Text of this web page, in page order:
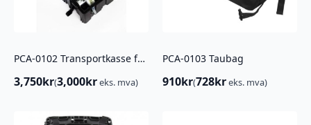
PCA-0102 Transportkasse for PCW-3000
3,750kr(3,000kreks. mva)
PCA-0103 Taubag
910kr(728kreks. mva)